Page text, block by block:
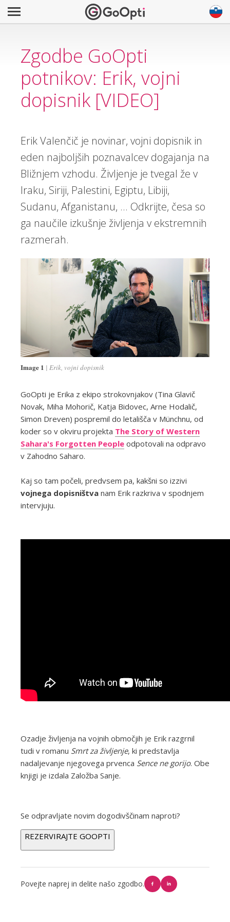
Zgodbe GoOpti
potnikov: Erik, vojni
dopisnik [VIDEO]
Erik Valenčič je novinar, vojni dopisnik in
eden najboljših poznavalcev dogajanja na
Bližnjem vzhodu. Življenje je tvegal že v
Iraku, Siriji, Palestini, Egiptu, Libiji,
Sudanu, Afganistanu, ... Odkrijte, česa so
ga naučile izkušnje življenja v ekstremnih
razmerah.
Image 1 Erik, vojni dopisnik
GoOpti je Erika z ekipo strokovnjakov (Tina Glavič
Novak, Miha Mohorič, Katja Bidovec, Arne Hodalič,
Simon Dreven) pospremil do letališča v Münchnu, od
koder so v okviru projekta The Story of Western
Sahara's Forgotten Peopleodpotovali na odpravo
v Zahodno Saharo.
Kaj so tam počeli, predvsem pa, kakšni so izzivi
vojnega dopisništvanam Erik razkriva v spodnjem
intervjuju.
Ozadje življenja na vojnih območjih je Erik razgrnil
tudi v romanu Smrt za življenje, ki predstavlja
nadaljevanje njegovega prvenca Sence ne gorijo. Obe
knjigi je izdala Založba Sanje.
Se odpravljate novim dogodivščinam naproti?
REZERVIRAJTE GOOPTI
Povejte naprej in delite našo zgodbo.